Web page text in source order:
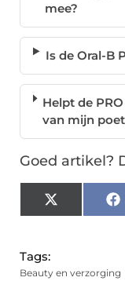
mee?
Is de Oral-B
Helpt de
van mijn
Goed artikel?
X
(Twitter)
Tags:
Beauty en verzorging